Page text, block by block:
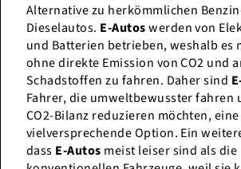
Alternative zu herkömmlichen
Dieselautos. E-Autoswerden von
und Batterien betrieben, weshalb es
ohne direkte Emission von CO2 und
Schadstoffen zu fahren. Daher sind
Fahrer, die umweltbewusster fahren
CO2-Bilanz reduzieren möchten, eine
vielversprechende Option. Ein
dass E-Autos meist leiser sind als die